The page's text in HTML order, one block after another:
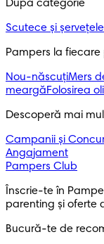
După categorie
Scutece și șervețele
Pampers la fiecare
Nou-născuțiMers
meargăFolosirea
Descoperă mai
Campanii și
Angajament
Pampers Club
Înscrie-te în
parenting și oferte
Bucură-te de